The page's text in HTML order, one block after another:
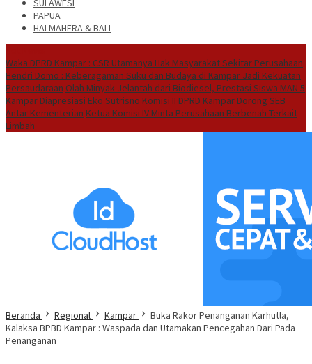
SULAWESI
PAPUA
HALMAHERA & BALI
Waka DPRD Kampar : CSR Utamanya Hak Masyarakat Sekitar Perusahaan
Hendri Domo : Keberagaman Suku dan Budaya di Kampar Jadi Kekuatan
Persaudaraan Olah Minyak Jelantah dari Biodiesel, Prestasi Siswa MAN 5
Kampar Diapresiasi Eko Sutrisno Komisi II DPRD Kampar Dorong SEB
Antar Kementerian Ketua Komisi IV Minta Perusahaan Berbenah Terkait
Limbah
Beranda Regional Kampar
Buka Rakor Penanganan Karhutla,
Kalaksa BPBD Kampar : Waspada dan Utamakan Pencegahan Dari Pada
Penanganan